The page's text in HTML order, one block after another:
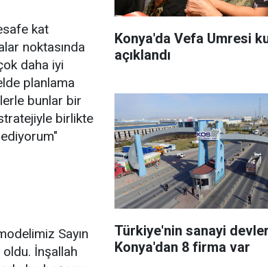
kat
noktasında
daha iyi
planlama
bunlar bir
birlikte
Sayın
oldu. İnşallah
Konya'da Vefa Umresi
açıklandı
Türkiye'nin sanayi
Konya'dan 8 firma var